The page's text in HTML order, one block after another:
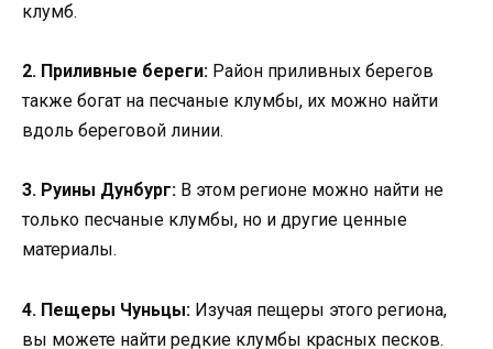
клумб.
2. Приливные береги: Район приливных берегов
также богат на песчаные клумбы, их можно найти
вдоль береговой линии.
3. Руины Дунбург: В этом регионе можно найти не
только песчаные клумбы, но и другие ценные
материалы.
4. Пещеры Чуньцы: Изучая пещеры этого региона,
вы можете найти редкие клумбы красных песков.